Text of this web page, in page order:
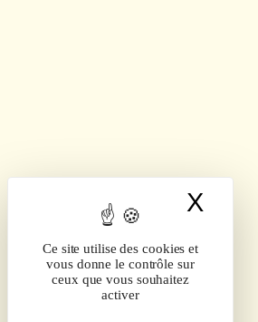
Ce site utilise des cookies et
vous donne le contrôle sur
ceux que vous souhaitez
activer
X